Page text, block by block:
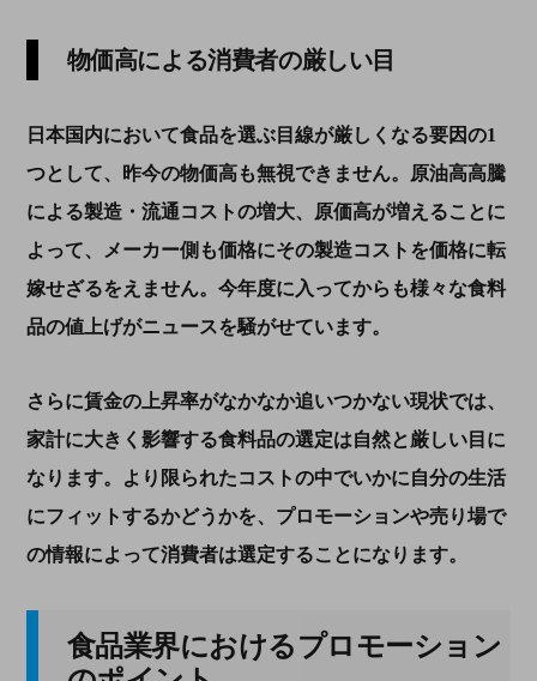
物価高による消費者の厳しい目
日本国内において食品を選ぶ目線が厳しくなる要因の1
つとして、昨今の物価高も無視できません。原油高高騰
による製造・流通コストの増大、原価高が増えることに
よって、メーカー側も価格にその製造コストを価格に転
嫁せざるをえません。今年度に入ってからも様々な食料
品の値上げがニュースを騒がせています。
さらに賃金の上昇率がなかなか追いつかない現状では、
家計に大きく影響する食料品の選定は自然と厳しい目に
なります。より限られたコストの中でいかに自分の生活
にフィットするかどうかを、プロモーションや売り場で
の情報によって消費者は選定することになります。
食品業界におけるプロモーション